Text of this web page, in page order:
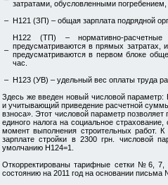
затратами, обусловленными
–
Н121 (ЗП) – общая зарплата подрядной
–
Н122 (ТП) – нормативно-расчетные
предусматриваются в прямых затратах,
предусматриваются в первом блоке
час.
–
Н123 (УВ) – удельный вес оплаты труда
Здесь же введен новый числовой
и учитывающий приведение расчетной
взноса». Этот числовой параметр
единого налога на социальное
момент выполнения строительных работ.
зарплате стройки в 2300 грн. числовой
умолчанию Н124=1.
Откорректированы тарифные сетки №6, 7,
состоянию на 2011 год на основании письма